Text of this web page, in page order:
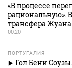
«В процессе
рациональную».
трансфера Жуана
00:20
ПОРТУГАЛИЯ
Гол Бени